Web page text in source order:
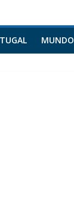
MUNDO